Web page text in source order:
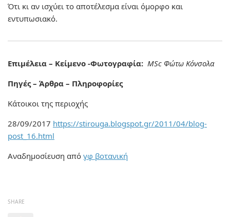
Ότι κι αν ισχύει το αποτέλεσμα είναι όμορφο και
εντυπωσιακό.
Επιμέλεια – Κείμενο -Φωτογραφία: MSc Φώτω Κόνσολα
Πηγές – Άρθρα – Πληροφορίες
Κάτοικοι της περιοχής
28/09/2017 https://stirouga.blogspot.gr/2011/04/blog-
post_16.html
Αναδημοσίευση από γφ βοτανική
SHARE